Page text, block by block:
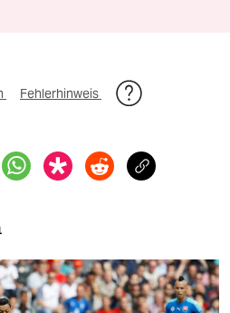
Fehlerhinweis